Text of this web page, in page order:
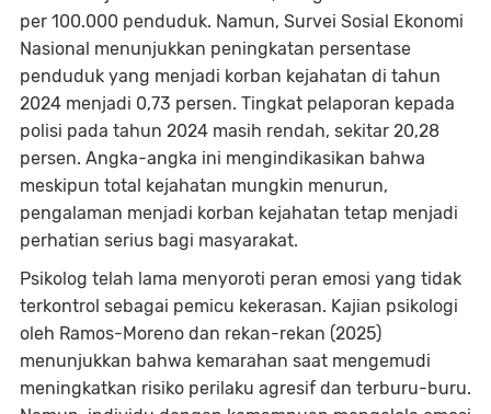
per 100.000 penduduk. Namun, Survei Sosial Ekonomi
Nasional menunjukkan peningkatan persentase
penduduk yang menjadi korban kejahatan di tahun
2024 menjadi 0,73 persen. Tingkat pelaporan kepada
polisi pada tahun 2024 masih rendah, sekitar 20,28
persen. Angka-angka ini mengindikasikan bahwa
meskipun total kejahatan mungkin menurun,
pengalaman menjadi korban kejahatan tetap menjadi
perhatian serius bagi masyarakat.
Psikolog telah lama menyoroti peran emosi yang tidak
terkontrol sebagai pemicu kekerasan. Kajian psikologi
oleh Ramos-Moreno dan rekan-rekan (2025)
menunjukkan bahwa kemarahan saat mengemudi
meningkatkan risiko perilaku agresif dan terburu-buru.